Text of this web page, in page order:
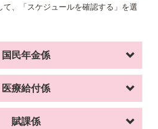
、「スケジュールを確認する」を選
国民年金係
医療給付係
賦課係